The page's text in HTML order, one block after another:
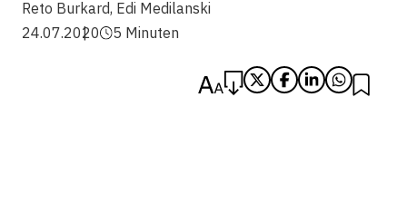
Reto Burkard, Edi Medilanski
24.07.2020
5 Minuten